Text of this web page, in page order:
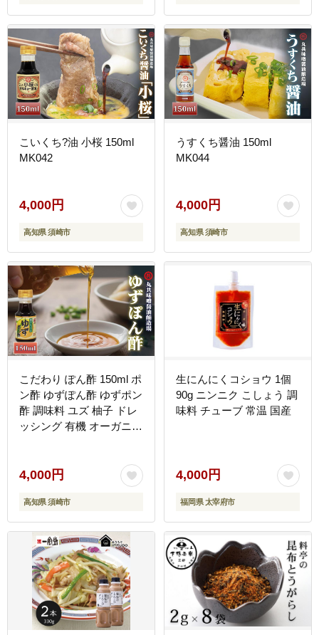
こいくち?油 小桜 150ml
MK042
4,000円
高知県 須崎市
うすくち醤油 150ml
MK044
4,000円
高知県 須崎市
こだわり ぽん酢 150ml ポ
ン酢 ゆずぽん酢 ゆずポン
酢 調味料 ユズ 柚子 ドレ
ッシング 有機 オーガニッ
2x
4,000円
高知県 須崎市
生にんにくコショウ 1個
90g ニンニク こしょう 調
味料 チューブ 常温 国産
4,000円
福岡県 太宰府市